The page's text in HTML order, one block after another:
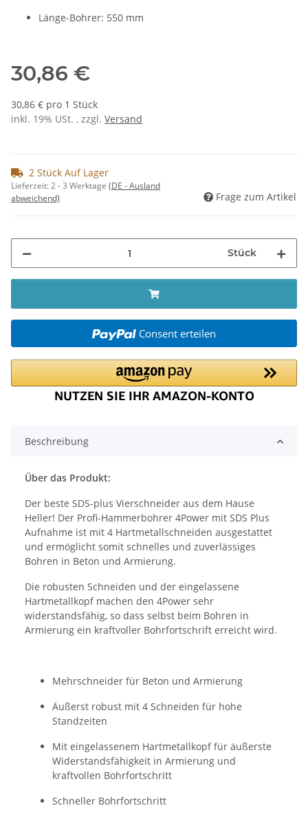
Länge-Bohrer: 550 mm
30,86 €
30,86 € pro 1 Stück
inkl. 19% USt. , zzgl. Versand
2 Stück Auf Lager
Lieferzeit:2 - 3 Werktage (DE - Ausland
abweichend)
Frage zum Artikel
Stück
Consent erteilen
Beschreibung
Über das Produkt:
Der beste SDS-plus Vierschneider aus dem Hause
Heller! Der Profi-Hammerbohrer 4Power mit SDS Plus
Aufnahme ist mit 4 Hartmetallschneiden ausgestattet
und ermöglicht somit schnelles und zuverlässiges
Bohren in Beton und Armierung.
Die robusten Schneiden und der eingelassene
Hartmetallkopf machen den 4Power sehr
widerstandsfähig, so dass selbst beim Bohren in
Armierung ein kraftvoller Bohrfortschrift erreicht wird.
Mehrschneider für Beton und Armierung
Äußerst robust mit 4 Schneiden für hohe
Standzeiten
Mit eingelassenem Hartmetallkopf für äußerste
Widerstandsfähigkeit in Armierung und
kraftvollen Bohrfortschritt
Schneller Bohrfortschritt